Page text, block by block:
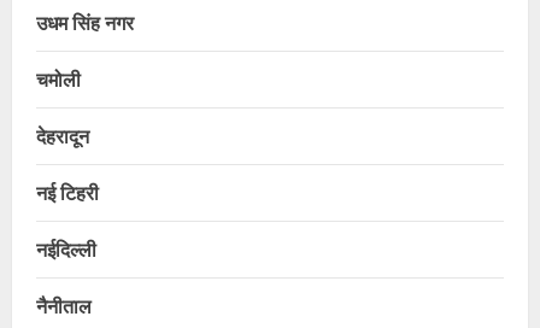
उधम सिंह नगर
चमोली
देहरादून
नई टिहरी
नईदिल्ली
नैनीताल